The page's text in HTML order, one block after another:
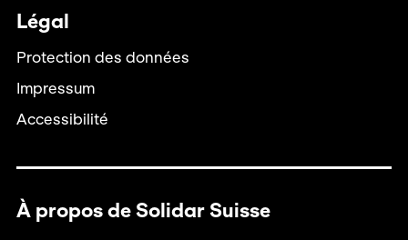
Légal
Protection des données
Impressum
Accessibilité
À propos de Solidar Suisse